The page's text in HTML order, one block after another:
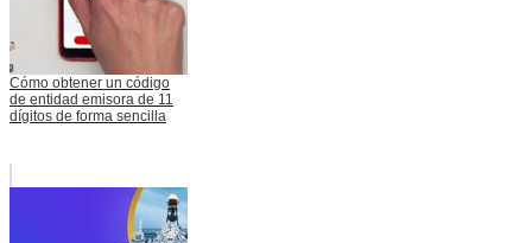
Cómo obtener un código
de entidad emisora de 11
dígitos de forma sencilla